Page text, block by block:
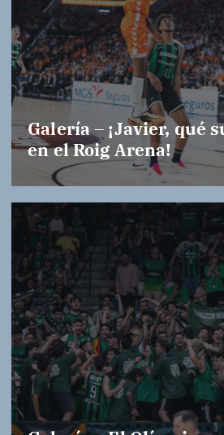
Galería – ¡Javier, qué
en el Roig Arena!